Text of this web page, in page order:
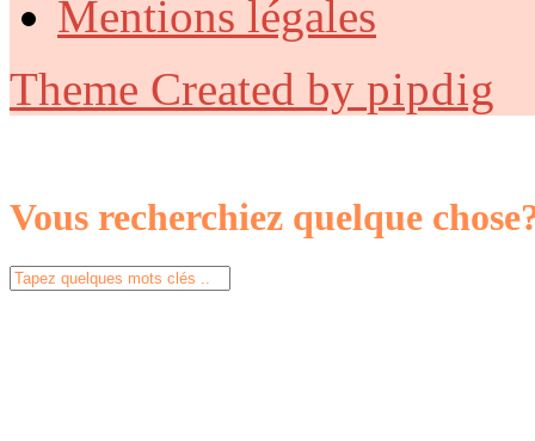
Mentions légales
Theme Created by pipdig
Vous recherchiez quelque